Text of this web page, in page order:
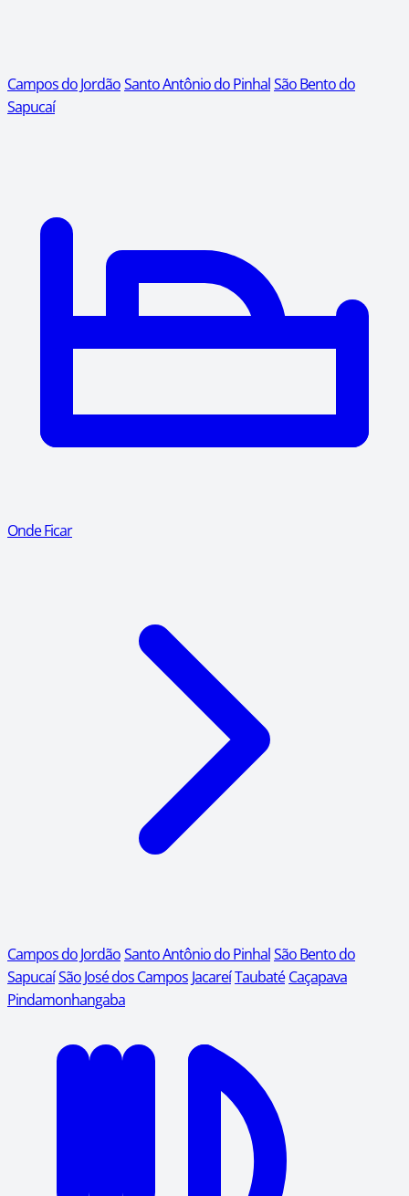
Campos do JordãoSanto Antônio do PinhalSão Bento do
Sapucaí
Onde Ficar
Campos do JordãoSanto Antônio do PinhalSão Bento do
SapucaíSão José dos Campos JacareíTaubaté Caçapava
Pindamonhangaba